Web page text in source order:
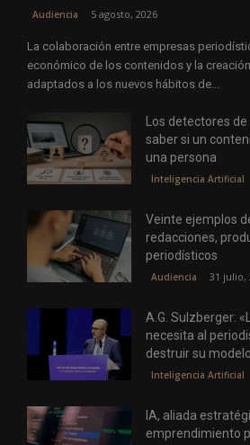
Audiencia 5 agosto, 2026
La colaboración entre empresas
económico de los contenidos y la
adaptados a los nuevos hábitos de...
Los detectores
saber si un
una persona
Inteligencia Artificial
Veinte ejemplos
redacciones,
periodísticos
Audiencia 31 julio,
A.G. Sulzberger:
necesita al
destruir su
Inteligencia Artificial
IA, aliada
emprendimiento